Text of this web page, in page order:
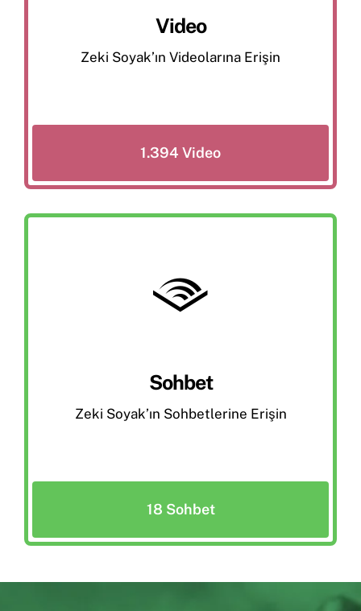
Video
Zeki Soyak’ın Videolarına Erişin
1.394 Video
Sohbet
Zeki Soyak’ın Sohbetlerine Erişin
18 Sohbet